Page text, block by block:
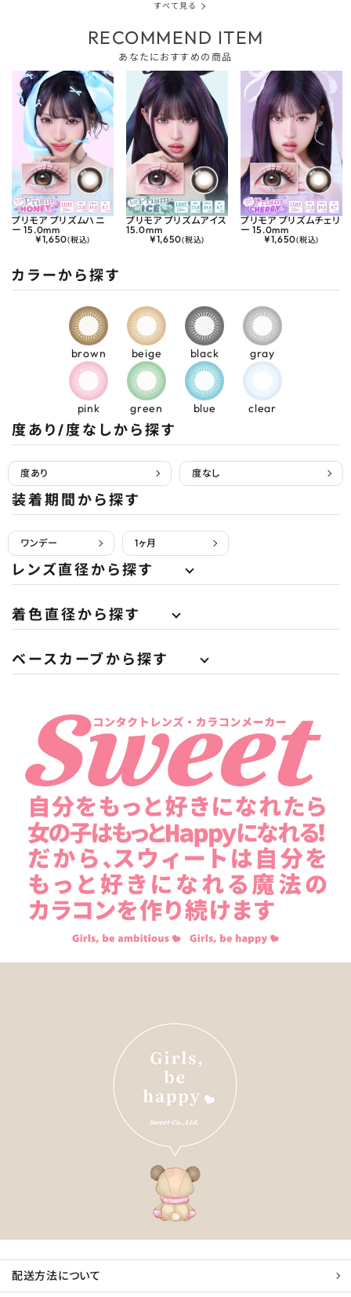
すべて見る
RECOMMEND ITEM
あなたにおすすめの商品
プリモア プリズムハニ
ー 15.0mm
¥1,650(税込)
プリモア プリズムアイス
15.0mm
¥1,650(税込)
プリモア プリズムチェリ
ー 15.0mm
¥1,650(税込)
カラーから探す
brown beige black gray
pink green blue clear
度あり/度なしから探す
度あり 度なし
装着期間から探す
ワンデー 1ヶ月
レンズ直径から探す
着色直径から探す
ベースカーブから探す
配送方法について